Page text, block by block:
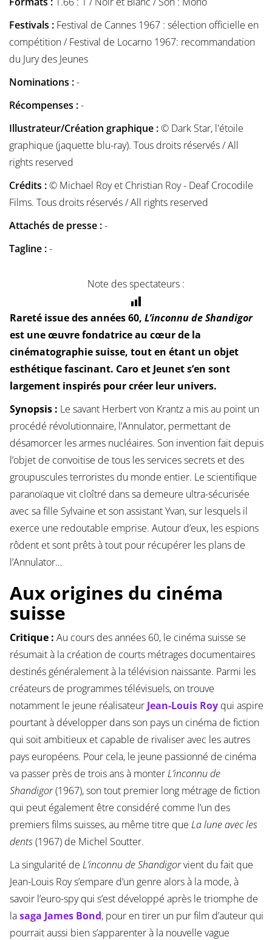
Festivals : Festival de Cannes 1967 : sélection officielle en
compétition / Festival de Locarno 1967: recommandation
du Jury des Jeunes
Nominations :-
Récompenses :-
Illustrateur/Création graphique :© Dark Star, l'étoile
graphique (jaquette blu-ray). Tous droits réservés / All
rights reserved
Crédits :© Michael Roy et Christian Roy - Deaf Crocodile
Films. Tous droits réservés / All rights reserved
Attachés de presse :-
Tagline :-
Note des spectateurs :
Rareté issue des années 60, L’inconnu de Shandigor
est une œuvre fondatrice au cœur de la
cinématographie suisse, tout en étant un objet
esthétique fascinant. Caro et Jeunet s’en sont
largement inspirés pour créer leur univers.
Synopsis : Le savant Herbert von Krantz a mis au point un
procédé révolutionnaire, l’Annulator, permettant de
désamorcer les armes nucléaires. Son invention fait depuis
l’objet de convoitise de tous les services secrets et des
groupuscules terroristes du monde entier. Le scientifique
paranoïaque vit cloîtré dans sa demeure ultra-sécurisée
avec sa fille Sylvaine et son assistant Yvan, sur lesquels il
exerce une redoutable emprise. Autour d’eux, les espions
rôdent et sont prêts à tout pour récupérer les plans de
l’Annulator…
Aux origines du cinéma
suisse
Critique : Au cours des années 60, le cinéma suisse se
résumait à la création de courts métrages documentaires
destinés généralement à la télévision naissante. Parmi les
créateurs de programmes télévisuels, on trouve
notamment le jeune réalisateur Jean-Louis Royqui aspire
pourtant à développer dans son pays un cinéma de fiction
qui soit ambitieux et capable de rivaliser avec les autres
pays européens. Pour cela, le jeune passionné de cinéma
va passer près de trois ans à monterL’inconnu de
Shandigor(1967), son tout premier long métrage de fiction
qui peut également être considéré comme l’un des
premiers films suisses, au même titre que La lune avec les
dents(1967) de Michel Soutter.
La singularité de L’inconnu de Shandigorvient du fait que
Jean-Louis Roy s’empare d’un genre alors à la mode, à
savoir l’euro-spy qui s’est développé après le triomphe de
lasaga James Bond, pour en tirer un pur film d’auteur qui
pourrait aussi bien s’apparenter à la nouvelle vague